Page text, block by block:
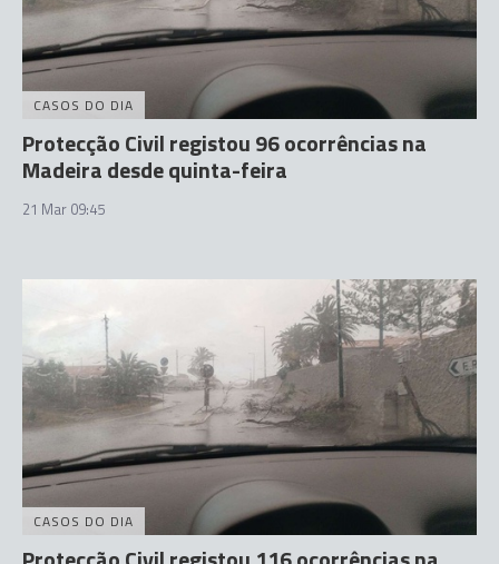
CASOS DO DIA
Protecção Civil registou 96 ocorrências na
Madeira desde quinta-feira
21 Mar 09:45
CASOS DO DIA